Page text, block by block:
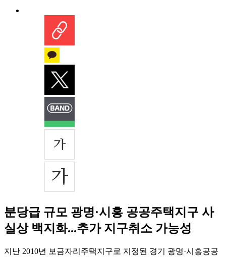
분당급 규모 광명·시흥 공공주택지구 사
실상 백지화...추가 지구취소 가능성
지난 2010년 보금자리주택지구로 지정된 경기 광명·시흥공공